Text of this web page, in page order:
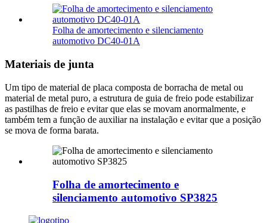
Folha de amortecimento e silenciamento
automotivo DC40-01A
Materiais de junta
Um tipo de material de placa composta de borracha de metal ou
material de metal puro, a estrutura de guia de freio pode estabilizar
as pastilhas de freio e evitar que elas se movam anormalmente, e
também tem a função de auxiliar na instalação e evitar que a posição
se mova de forma barata.
Folha de amortecimento e
silenciamento automotivo SP3825